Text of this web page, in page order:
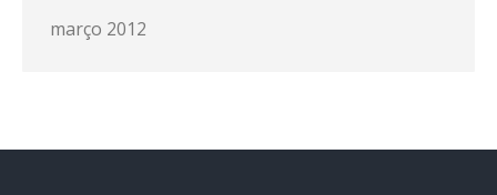
março 2012